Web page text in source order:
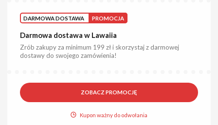
DARMOWA DOSTAWA PROMOCJA
Darmowa dostawa w Lawaiia
Zrób zakupy za minimum 199 zł i skorzystaj z darmowej
dostawy do swojego zamówienia!
ZOBACZ PROMOCJĘ
Kupon ważny do odwołania